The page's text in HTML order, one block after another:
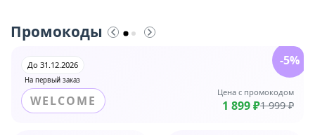
Промокоды
На первый заказ
До 31.12.2026
WELCOME
Цена с промокодом
1 899 ₽1 999 ₽
-5%